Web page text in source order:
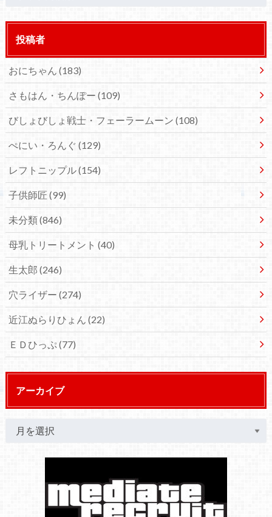
投稿者
おにちゃん (183)
さもはん・ちんぽー (109)
びしょびしょ戦士・フェーラームーン (108)
ぺにい・ろんぐ (129)
レフトニップル(154)
子供師匠 (99)
未分類(846)
母乳トリートメント (40)
生太郎 (246)
穴ライザー (274)
近江ぬらりひょん (22)
ＥＤひっぷ(77)
アーカイブ